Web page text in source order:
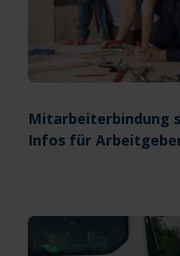
Mitarbeiterbindung
Infos für